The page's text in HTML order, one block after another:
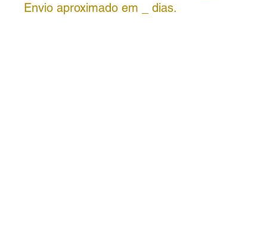
Envio aproximado em _ dias.